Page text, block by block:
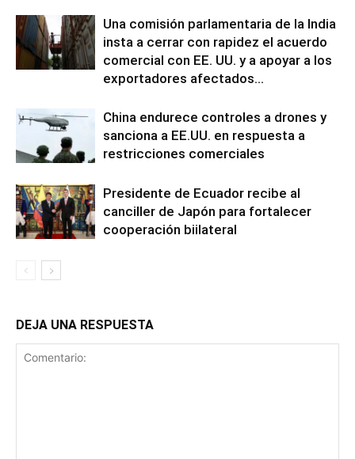
Una comisión parlamentaria de la India
insta a cerrar con rapidez el acuerdo
comercial con EE. UU. y a apoyar a los
exportadores afectados...
China endurece controles a drones y
sanciona a EE.UU. en respuesta a
restricciones comerciales
Presidente de Ecuador recibe al
canciller de Japón para fortalecer
cooperación biilateral
DEJA UNA RESPUESTA